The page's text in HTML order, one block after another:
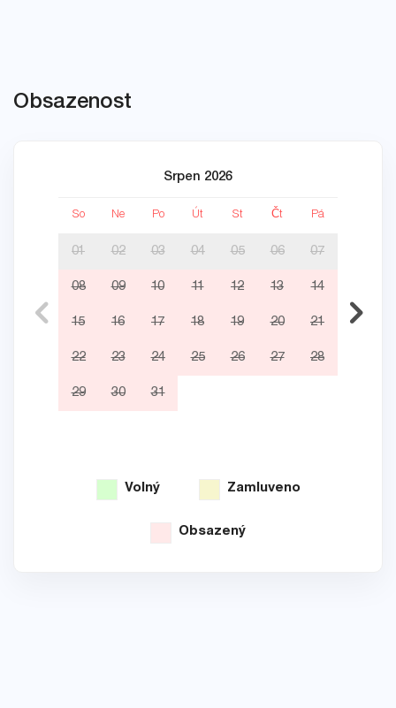
Obsazenost
Srpen 2026
So Ne Po Út St Čt Pá
01 02 03 04 05 06 07
08 09 10 11 12 13 14
15 16 17 18 19 20 21
22 23 24 25 26 27 28
29 30 31
Volný Zamluveno
Obsazený